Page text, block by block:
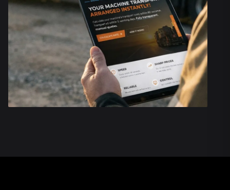
laisser ces tâches de côté : notre IA est formée pour
en charge avec une précision et une efficacité
Le logiciel utilise des données en temps réel pour :
Calculer les spécifications exactes de votre
déterminer le matériel de transport nécessaire.
Calculer le prix de transport le plus compétitif en